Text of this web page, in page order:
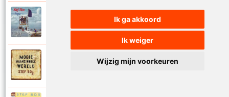
Ik ga akkoord
Ik weiger
Wijzig mijn voorkeuren